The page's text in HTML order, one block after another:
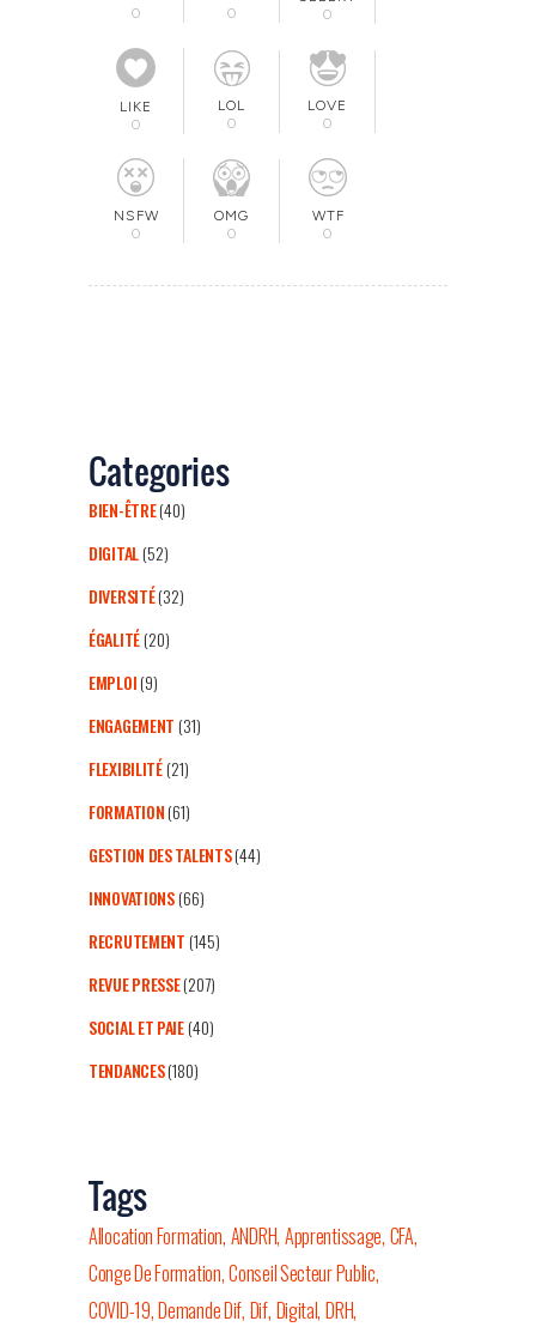
0
0
0
LIKE
0
LOL
0
LOVE
0
NSFW
0
OMG
0
WTF
0
Categories
BIEN-ÊTRE(40)
DIGITAL(52)
DIVERSITÉ(32)
ÉGALITÉ(20)
EMPLOI(9)
ENGAGEMENT(31)
FLEXIBILITÉ(21)
FORMATION(61)
GESTION DES TALENTS(44)
INNOVATIONS(66)
RECRUTEMENT(145)
REVUE PRESSE(207)
SOCIAL ET PAIE(40)
TENDANCES(180)
Tags
Allocation Formation ANDRH Apprentissage CFA
Conge De Formation Conseil Secteur Public
COVID-19 Demande Dif Dif Digital DRH